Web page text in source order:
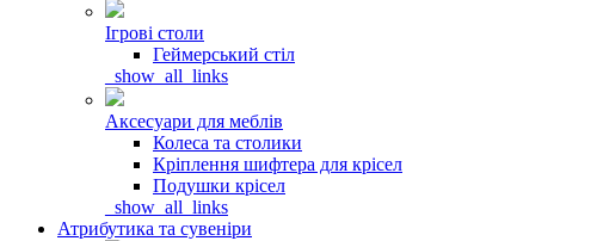
Ігрові столи
Геймерський стіл
_show_all_links
Аксесуари для меблів
Колеса та столики
Кріплення шифтера для крісел
Подушки крісел
_show_all_links
Атрибутика та сувеніри